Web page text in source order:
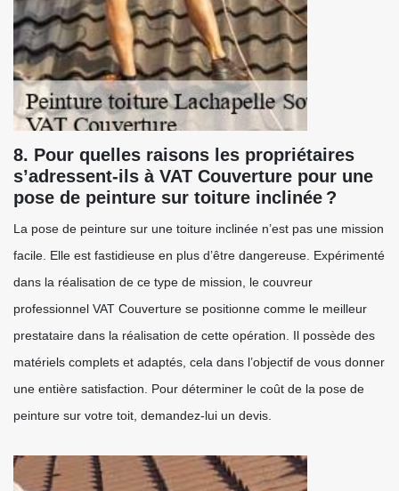
8. Pour quelles raisons les propriétaires
s’adressent-ils à VAT Couverture pour une
pose de peinture sur toiture inclinée ?
La pose de peinture sur une toiture inclinée n’est pas une mission
facile. Elle est fastidieuse en plus d’être dangereuse. Expérimenté
dans la réalisation de ce type de mission, le couvreur
professionnel VAT Couverture se positionne comme le meilleur
prestataire dans la réalisation de cette opération. Il possède des
matériels complets et adaptés, cela dans l’objectif de vous donner
une entière satisfaction. Pour déterminer le coût de la pose de
peinture sur votre toit, demandez-lui un devis.